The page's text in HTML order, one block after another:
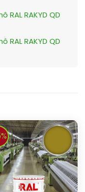
RAL RAKYD QD
RAL RAKYD QD